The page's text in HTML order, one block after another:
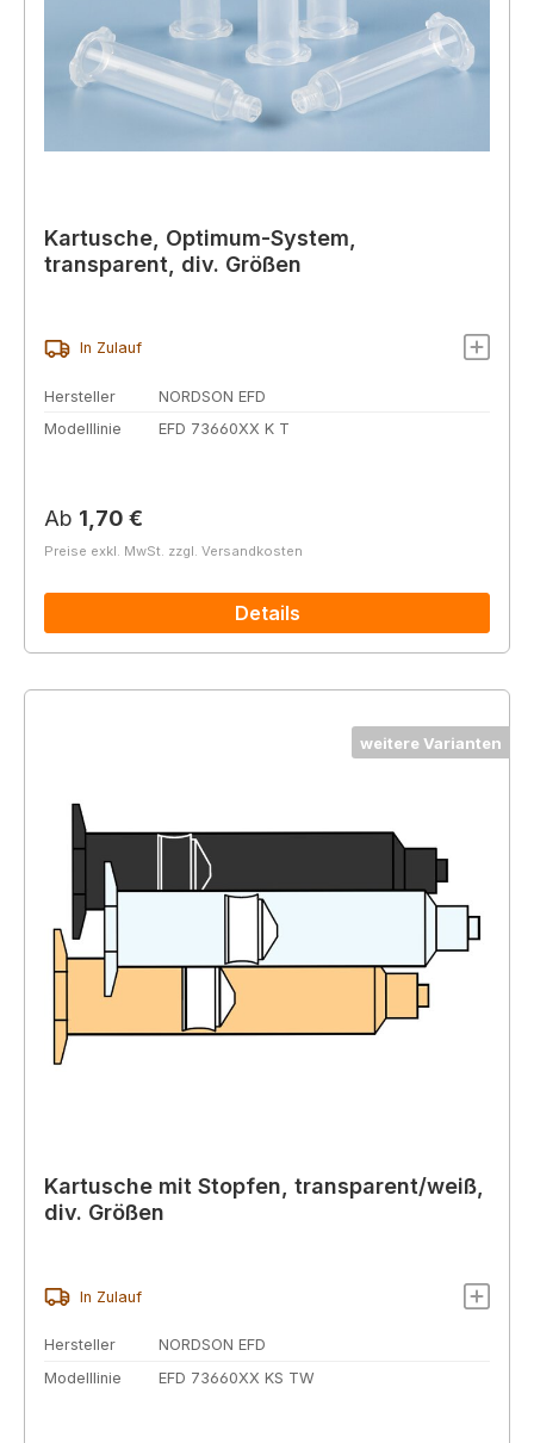
Kartusche, Optimum-System,
transparent, div. Größen
In Zulauf
Hersteller
NORDSON EFD
Modelllinie
EFD 73660XX K T
Regulärer Preis:
Ab 1,70 €
Preise exkl. MwSt. zzgl. Versandkosten
Details
weitere Varianten
Kartusche mit Stopfen, transparent/weiß,
div. Größen
In Zulauf
Hersteller
NORDSON EFD
Modelllinie
EFD 73660XX KS TW